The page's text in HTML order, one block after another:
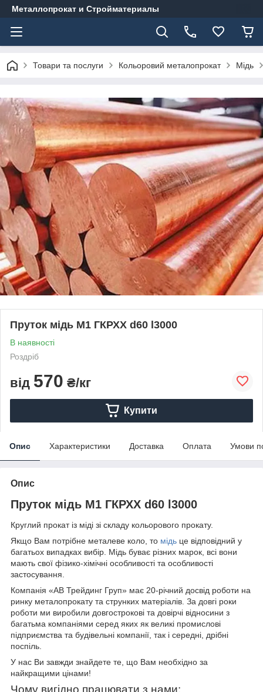
Металлопрокат и Стройматериалы
Товари та послуги Кольоровий металопрокат Мідь
Пруток мідь М1 ГКРХХ d60 l3000
В наявності
Роздріб
від 570 ₴/кг
Купити
Опис Характеристики Доставка Оплата Умови
Опис
Пруток мідь М1 ГКРХХ d60 l3000
Круглий прокат із міді зі складу кольорового прокату.
Якщо Вам потрібне металеве коло, то мідь це відповідний у
багатьох випадках вибір. Мідь буває різних марок, всі вони
мають свої фізико-хімічні особливості та особливості
застосування.
Компанія «АВ Трейдинг Груп» має 20-річний досвід роботи на
ринку металопрокату та струнких матеріалів. За довгі роки
роботи ми виробили довгострокові та довірчі відносини з
багатьма компаніями серед яких як великі промислові
підприємства та будівельні компанії, так і середні, дрібні
поспіль.
У нас Ви завжди знайдете те, що Вам необхідно за
найкращими цінами!